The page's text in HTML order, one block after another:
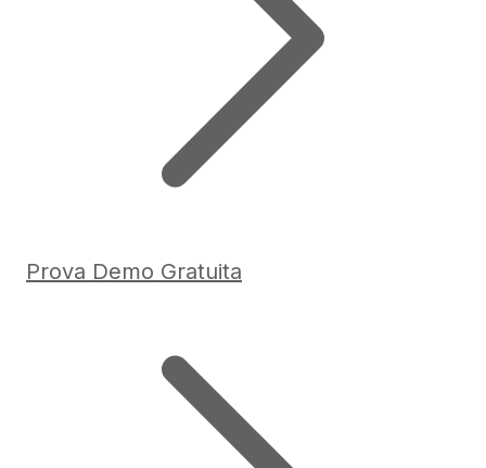
Prova Demo Gratuita